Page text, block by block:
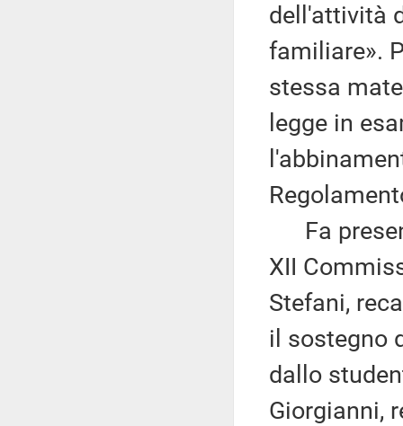
dell'attività
familiare».
stessa
legge in
Fa
XII
Stefani,
il sostegno
dallo
Giorgianni,